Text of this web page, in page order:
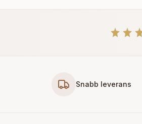
Snabb leverans